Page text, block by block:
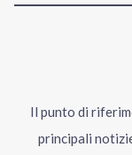
Il punto di
principali